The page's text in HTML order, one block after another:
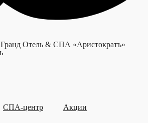
Отель & СПА «Аристократъ»
СПА-центр Акции